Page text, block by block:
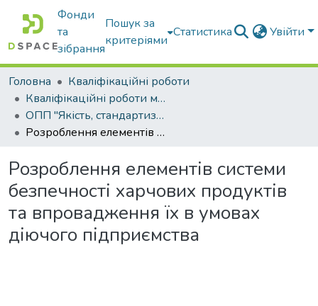
Фонди
та
зібрання
Пошук за
критеріями
Статистика Увійти
Головна
Кваліфікаційні роботи
Кваліфікаційні роботи магістрів
ОПП "Якість, стандартизація та сертифікація"
Розроблення елементів системи безпечності харчових продуктів та впровадження їх в умовах діючого підприємства
Розроблення елементів системи
безпечності харчових продуктів
та впровадження їх в умовах
діючого підприємства